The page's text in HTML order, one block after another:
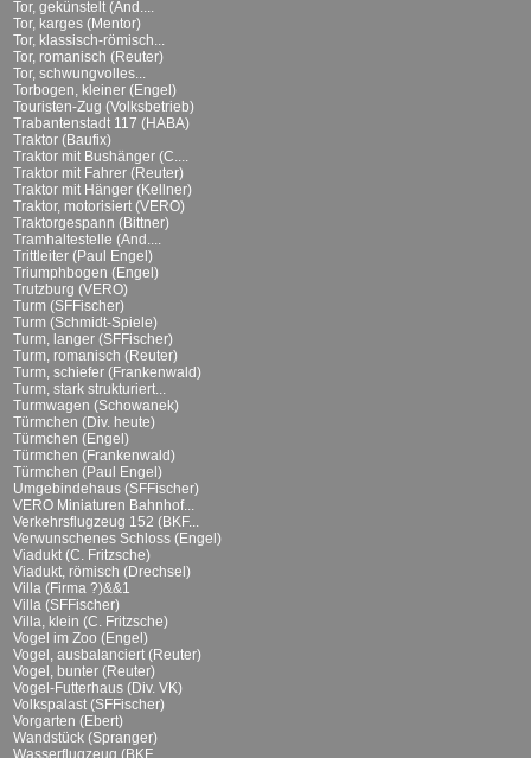
Tor, gekünstelt (And....
Tor, karges (Mentor)
Tor, klassisch-römisch...
Tor, romanisch (Reuter)
Tor, schwungvolles...
Torbogen, kleiner (Engel)
Touristen-Zug (Volksbetrieb)
Trabantenstadt 117 (HABA)
Traktor (Baufix)
Traktor mit Bushänger (C....
Traktor mit Fahrer (Reuter)
Traktor mit Hänger (Kellner)
Traktor, motorisiert (VERO)
Traktorgespann (Bittner)
Tramhaltestelle (And....
Trittleiter (Paul Engel)
Triumphbogen (Engel)
Trutzburg (VERO)
Turm (SFFischer)
Turm (Schmidt-Spiele)
Turm, langer (SFFischer)
Turm, romanisch (Reuter)
Turm, schiefer (Frankenwald)
Turm, stark strukturiert...
Turmwagen (Schowanek)
Türmchen (Div. heute)
Türmchen (Engel)
Türmchen (Frankenwald)
Türmchen (Paul Engel)
Umgebindehaus (SFFischer)
VERO Miniaturen Bahnhof...
Verkehrsflugzeug 152 (BKF...
Verwunschenes Schloss (Engel)
Viadukt (C. Fritzsche)
Viadukt, römisch (Drechsel)
Villa (Firma ?)&&1
Villa (SFFischer)
Villa, klein (C. Fritzsche)
Vogel im Zoo (Engel)
Vogel, ausbalanciert (Reuter)
Vogel, bunter (Reuter)
Vogel-Futterhaus (Div. VK)
Volkspalast (SFFischer)
Vorgarten (Ebert)
Wandstück (Spranger)
Wasserflugzeug (BKF